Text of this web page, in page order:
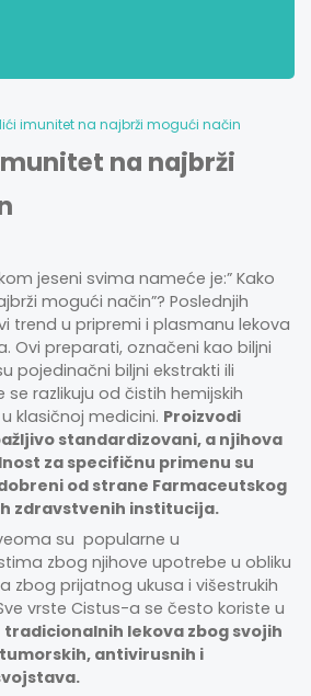
imunitet na najbrži mogući način
na najbrži
jeseni svima nameće je:” Kako
mogući način”? Poslednjih
trend u pripremi i plasmanu lekova
Ovi preparati, označeni kao biljni
pojedinačni biljni ekstrakti ili
razlikuju od čistih hemijskih
klasičnoj medicini. Proizvodi
standardizovani, a njihova
za specifičnu primenu su
od strane Farmaceutskog
zdravstvenih institucija.
su popularne u
zbog njihove upotrebe u obliku
zbog prijatnog ukusa i višestrukih
vrste Cistus-a se često koriste u
tradicionalnih lekova zbog svojih
antivirusnih i